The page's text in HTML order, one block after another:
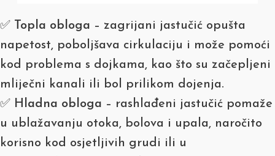
✅ Topla obloga – zagrijani jastučić opušta
napetost, poboljšava cirkulaciju i može pomoći
kod problema s dojkama, kao što su začepljeni
mliječni kanali ili bol prilikom dojenja.
✅ Hladna obloga – rashlađeni jastučić pomaže
u ublažavanju otoka, bolova i upala, naročito
korisno kod osjetljivih grudi ili u